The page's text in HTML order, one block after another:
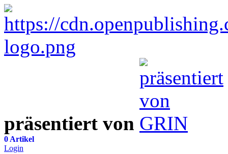
präsentiert von
0 Artikel
Login